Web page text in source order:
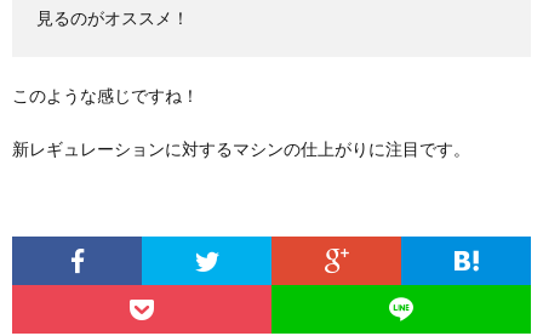
見るのがオススメ！
このような感じですね！
新レギュレーションに対するマシンの仕上がりに注目です。